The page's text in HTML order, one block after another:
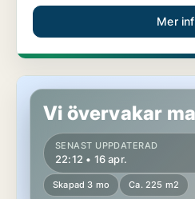
Mer
Industrilokal i Lidköping
Vi övervakar
SENAST UPPDATERAD
22:12 • 16 apr.
Skapad 3 mo Ca. 225 m2